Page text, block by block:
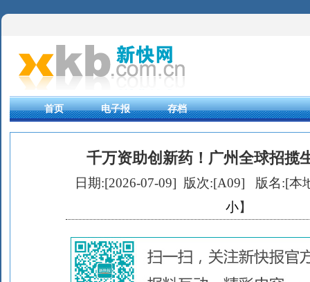
首页 电子报 存档
千万资助创新药！广州全球招揽
日期:[2026-07-09] 版次:[A09]
版名:[本
小】